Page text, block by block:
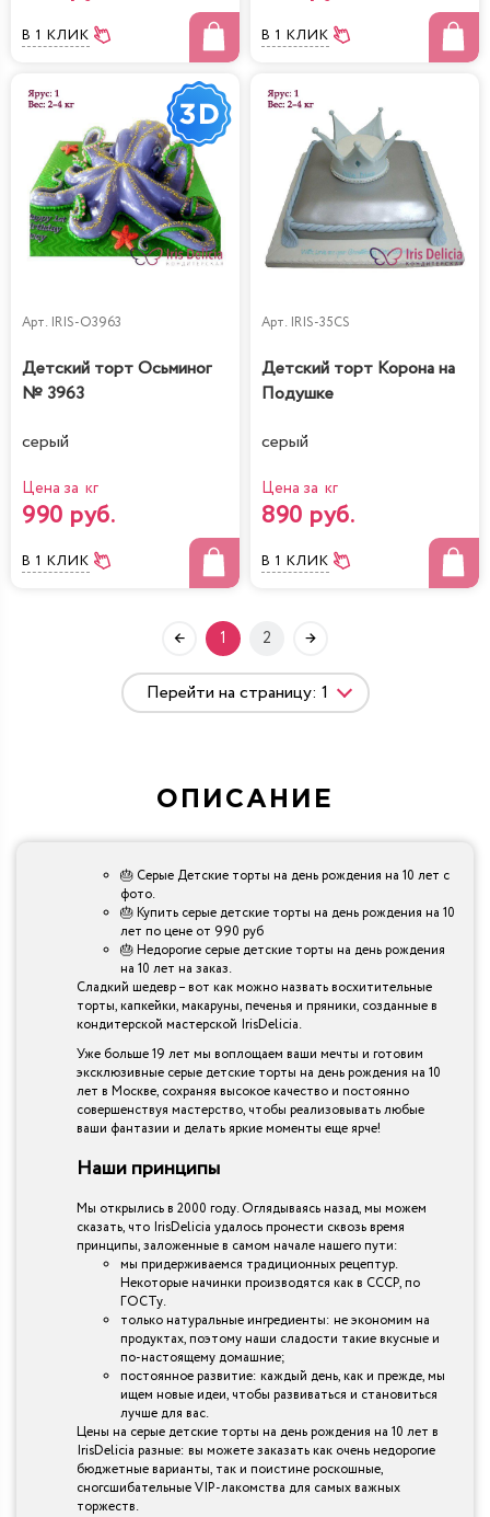
В 1 КЛИК В 1 КЛИК
Арт. IRIS-O3963
Детский торт Осьминог
№ 3963
серый
Цена за кг
990 руб.
В 1 КЛИК
Арт. IRIS-35CS
Детский торт Корона на
Подушке
серый
Цена за кг
890 руб.
В 1 КЛИК
1 2
ОПИСАНИЕ
🎂 Серые Детские торты на день рождения на 10 лет с
фото.
🎂 Купить серые детские торты на день рождения на 10
лет по цене от 990 руб
🎂 Недорогие серые детские торты на день рождения
на 10 лет на заказ.
Сладкий шедевр – вот как можно назвать восхитительные
торты, капкейки, макаруны, печенья и пряники, созданные в
кондитерской мастерской IrisDelicia.
Уже больше 19 лет мы воплощаем ваши мечты и готовим
эксклюзивные серые детские торты на день рождения на 10
лет в Москве, сохраняя высокое качество и постоянно
совершенствуя мастерство, чтобы реализовывать любые
ваши фантазии и делать яркие моменты еще ярче!
Наши принципы
Мы открылись в 2000 году. Оглядываясь назад, мы можем
сказать, что IrisDelicia удалось пронести сквозь время
принципы, заложенные в самом начале нашего пути:
мы придерживаемся традиционных рецептур.
Некоторые начинки производятся как в СССР, по
ГОСТу.
только натуральные ингредиенты: не экономим на
продуктах, поэтому наши сладости такие вкусные и
по-настоящему домашние;
постоянное развитие: каждый день, как и прежде, мы
ищем новые идеи, чтобы развиваться и становиться
лучше для вас.
Цены на серые детские торты на день рождения на 10 лет в
IrisDelicia разные: вы можете заказать как очень недорогие
бюджетные варианты, так и поистине роскошные,
сногсшибательные VIP-лакомства для самых важных
торжеств.